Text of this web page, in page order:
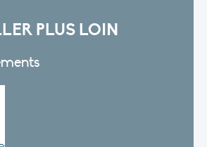
PLUS LOIN